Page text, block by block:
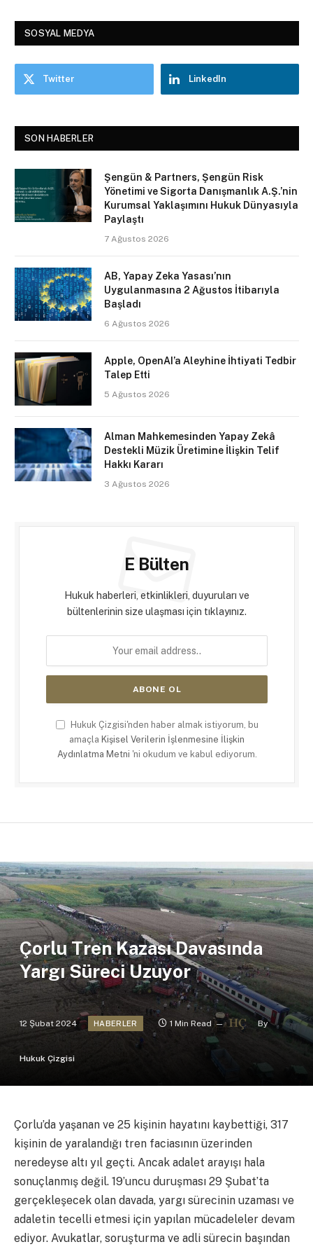
SOSYAL MEDYA
Twitter LinkedIn
SON HABERLER
Şengün & Partners, Şengün Risk
Yönetimi ve Sigorta Danışmanlık A.Ş.’nin
Kurumsal Yaklaşımını Hukuk Dünyasıyla
Paylaştı
7 Ağustos 2026
AB, Yapay Zeka Yasası’nın
Uygulanmasına 2 Ağustos İtibarıyla
Başladı
6 Ağustos 2026
Apple, OpenAI’a Aleyhine İhtiyati Tedbir
Talep Etti
5 Ağustos 2026
Alman Mahkemesinden Yapay Zekâ
Destekli Müzik Üretimine İlişkin Telif
Hakkı Kararı
3 Ağustos 2026
E Bülten
Hukuk haberleri, etkinlikleri, duyuruları ve
bültenlerinin size ulaşması için tıklayınız.
Hukuk Çizgisi'nden haber almak istiyorum, bu
amaçla Kişisel Verilerin İşlenmesine İlişkin
Aydınlatma Metni 'ni okudum ve kabul ediyorum.
Çorlu Tren Kazası Davasında
Yargı Süreci Uzuyor
12 Şubat 2024 HABERLER 1 Min Read By
Hukuk Çizgisi
Çorlu’da yaşanan ve 25 kişinin hayatını kaybettiği, 317
kişinin de yaralandığı tren faciasının üzerinden
neredeyse altı yıl geçti. Ancak adalet arayışı hala
sonuçlanmış değil. 19’uncu duruşması 29 Şubat’ta
gerçekleşecek olan davada, yargı sürecinin uzaması ve
adaletin tecelli etmesi için yapılan mücadeleler devam
ediyor. Avukatlar, soruşturma ve adli sürecin başından